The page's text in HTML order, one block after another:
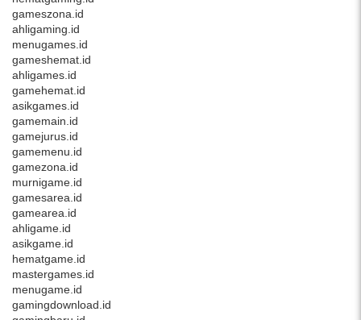
gameszona.id
ahligaming.id
menugames.id
gameshemat.id
ahligames.id
gamehemat.id
asikgames.id
gamemain.id
gamejurus.id
gamemenu.id
gamezona.id
murnigame.id
gamesarea.id
gamearea.id
ahligame.id
asikgame.id
hematgame.id
mastergames.id
menugame.id
gamingdownload.id